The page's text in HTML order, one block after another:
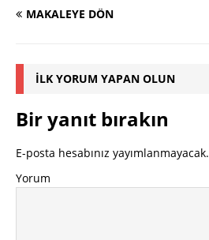
MAKALEYE DÖN
İLK YORUM YAPAN OLUN
Bir yanıt bırakın
E-posta hesabınız yayımlanmayacak.
Yorum